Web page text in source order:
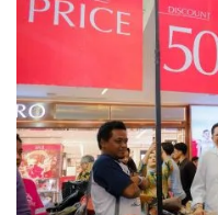
"BINA Indonesia Great Sale
(26/12/2025). (Foto: Biro